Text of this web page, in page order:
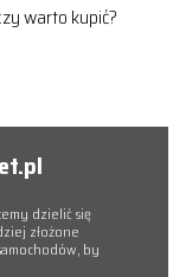
warto kupić?
dzielić się
złożone
by